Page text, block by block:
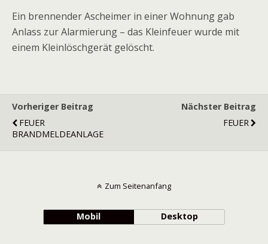
Ein brennender Ascheimer in einer Wohnung gab
Anlass zur Alarmierung – das Kleinfeuer wurde mit
einem Kleinlöschgerät gelöscht.
Vorheriger Beitrag
FEUER
BRANDMELDEANLAGE
Nächster Beitrag
FEUER
Zum Seitenanfang
Mobil Desktop